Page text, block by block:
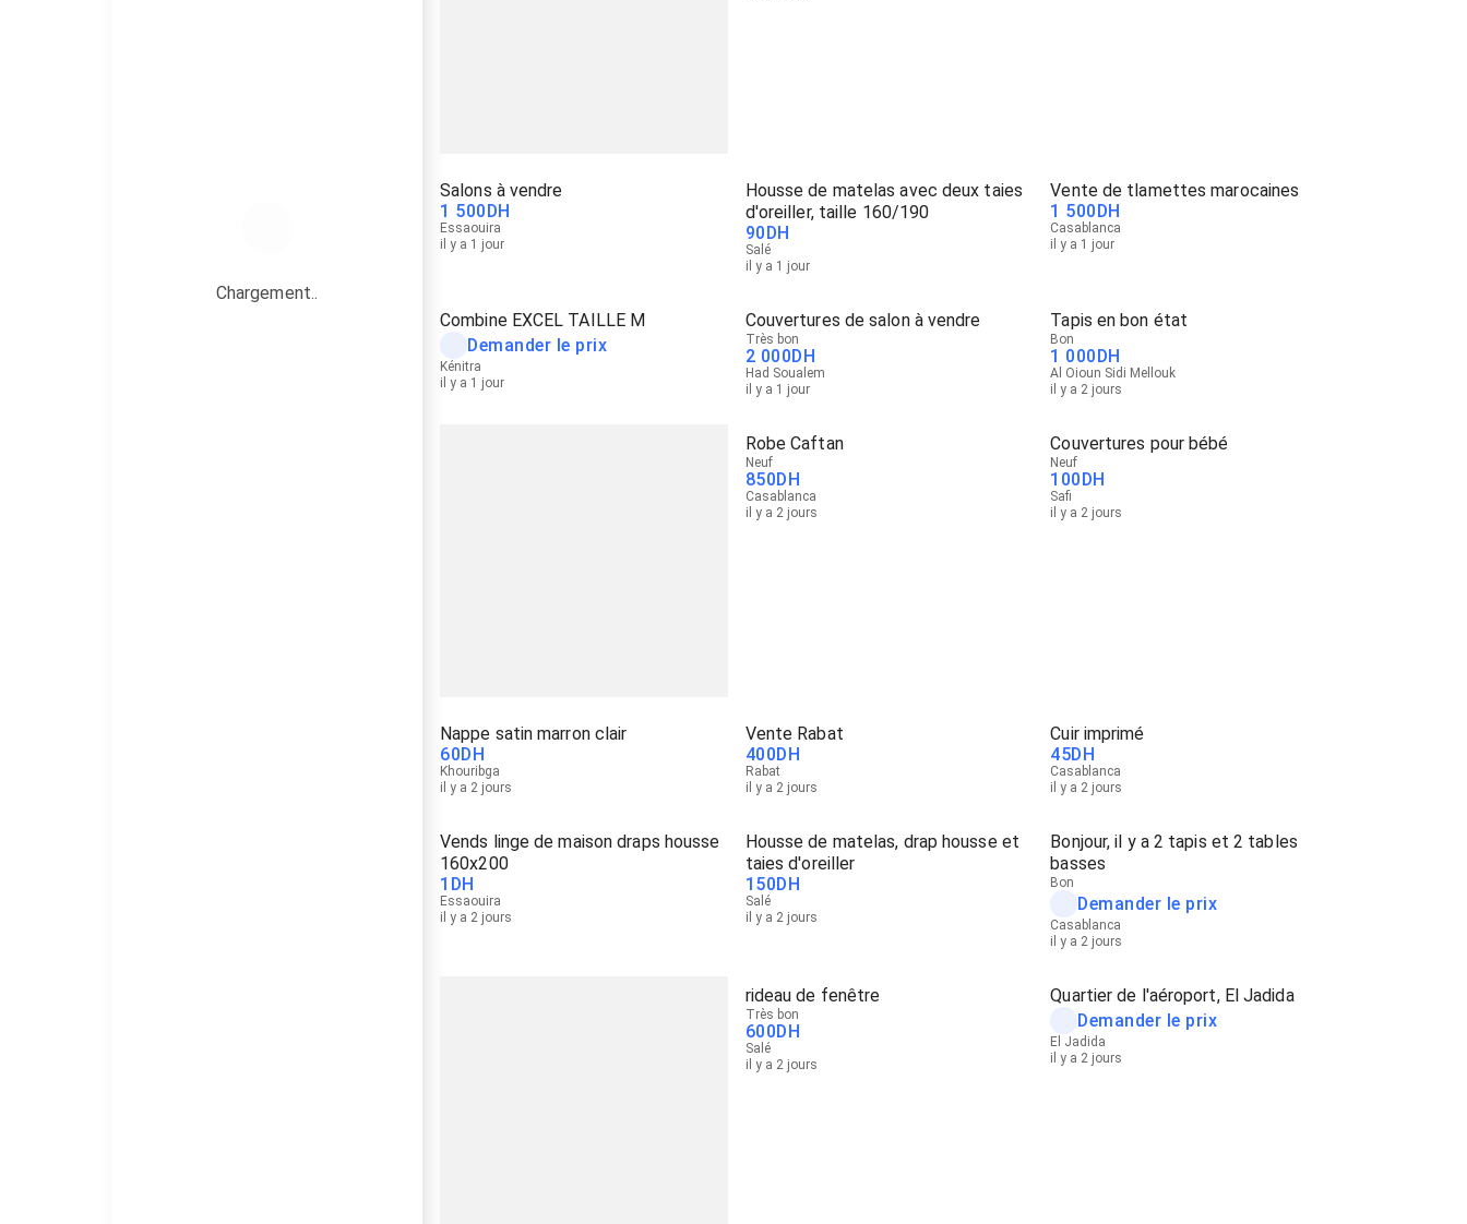
Chargement..
Salons à vendre
1 500DH
Essaouira
il y a 1 jour
Housse de matelas avec deux taies
d'oreiller, taille 160/190
90DH
Salé
il y a 1 jour
Vente de tlamettes marocaines
1 500DH
Casablanca
il y a 1 jour
Combine EXCEL TAILLE M
Demander le prix
Kénitra
il y a 1 jour
Couvertures de salon à vendre
Très bon
2 000DH
Had Soualem
il y a 1 jour
Tapis en bon état
Bon
1 000DH
Al Oioun Sidi Mellouk
il y a 2 jours
Robe Caftan
Neuf
850DH
Casablanca
il y a 2 jours
Couvertures pour bébé
Neuf
100DH
Safi
il y a 2 jours
Nappe satin marron clair
60DH
Khouribga
il y a 2 jours
Vente Rabat
400DH
Rabat
il y a 2 jours
Cuir imprimé
45DH
Casablanca
il y a 2 jours
Vends linge de maison draps housse
160x200
1 DH
Essaouira
il y a 2 jours
Housse de matelas, drap housse et
taies d'oreiller
150DH
Salé
il y a 2 jours
Bonjour, il y a 2 tapis et 2 tables
basses
Bon
Demander le prix
Casablanca
il y a 2 jours
rideau de fenêtre
Très bon
600DH
Salé
il y a 2 jours
Quartier de l'aéroport, El Jadida
Demander le prix
El Jadida
il y a 2 jours